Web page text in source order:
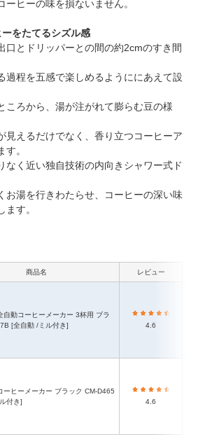
ヒーの味を損ないません。
をたてるシズル感
とドリッパーとの間の約2cmのすき間
程を五感で楽しめるようににあえて設
ろから、湯が注がれて膨らむ豆の様
えるだけでなく、香り立つコーヒーア
。
く近い独自技術の内向きシャワー式ド
湯を行きわたらせ、コーヒーの深い味
す。
商品名 レビュー
[全自動 /ミル付き]
4.6
付き]
4.6